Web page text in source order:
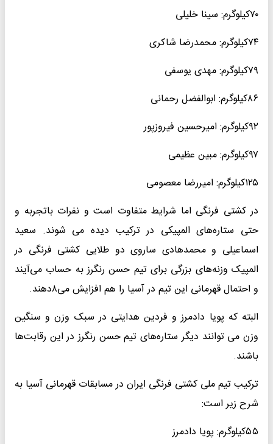
۷۰کیلوگرم: سینا خلیلی
۷۴کیلوگرم: محمدرضا شاکری
۷۹کیلوگرم: مهدی یوسفی
۸۶کیلوگرم: ابوالفضل رحمانی
۹۲کیلوگرم: امیرحسین فیروزپور
۹۷کیلوگرم: مبین عظیمی
۱۲۵کیلوگرم: امیررضا معصومی
در کشتی فرنگی اما شرایط متفاوت است و نفرات باتجربه و
حتی ستاره‌های المپیکی در ترکیب دیده می شوند. سعید
اسماعیلی و محمدهادی ساروی دو طلایی کشتی فرنگی در
المپیک وزنه‌های بزرگی برای تیم حسن رنگرز به حساب می‌آیند
و احتمال قهرمانی این تیم در آسیا را هم افزایش می‌۸دهند.
البته که پویا دادمرز و فردین هدایتی در سبک وزن و سنگین
وزن می توانند دیگر ستاره‌های تیم حسن رنگرز در این رقابت‌ها
باشند.
ترکیب تیم ملی کشتی فرنگی ایران در مسابقات قهرمانی آسیا به
شرح زیر است:
۵۵کیلوگرم: پویا دادمرز